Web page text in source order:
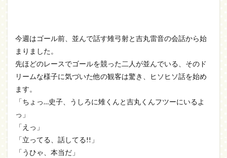
今週はゴール前、並んで話す雉弓射と吉丸雷音の会話から始
まりました。
先ほどのレースでゴールを競った二人が並んでいる、そのド
リームな様子に気づいた他の観客は驚き、ヒソヒソ話を始め
ます。
「ちょっ…史子、うしろに雉くんと吉丸くんフツーにいるよ
っ」
「えっ」
「立ってる、話してる!!」
「うひゃ、本当だ」